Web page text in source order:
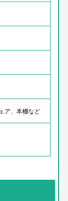
ア、本棚など